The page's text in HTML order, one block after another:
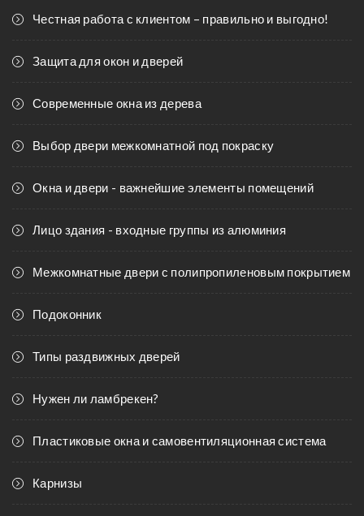
Честная работа с клиентом – правильно и выгодно!
Защита для окон и дверей
Современные окна из дерева
Выбор двери межкомнатной под покраску
Окна и двери - важнейшие элементы помещений
Лицо здания - входные группы из алюминия
Межкомнатные двери с полипропиленовым покрытием
Подоконник
Типы раздвижных дверей
Нужен ли ламбрекен?
Пластиковые окна и самовентиляционная система
Карнизы